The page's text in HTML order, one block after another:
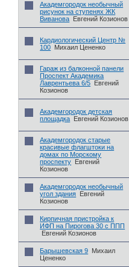
Академгородок необычный
рисунок на ступенях ЖК
Виванова Евгений Козионов
Кардиологический Центр №
100 Михаил Цененко
Гараж из балконной панели
Проспект Академика
Лаврентьева 6/5 Евгений
Козионов
Академгородок детская
площадка Евгений Козионов
Академгородок старые
красивые флагштоки на
домах по Морскому
проспекту Евгений
Козионов
Академгородок необычный
угол здания Евгений
Козионов
Кирпичная пристройка к
ИФП на Пирогова 30 с ППП
Евгений Козионов
Барышевская 9 Михаил
Цененко